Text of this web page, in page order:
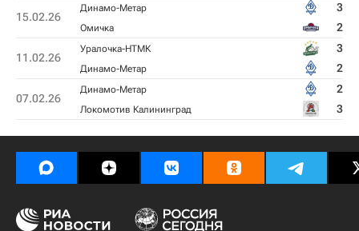
15.02.26
Динамо-Метар 3
Омичка 2
11.02.26
Уралочка-НТМК 3
Динамо-Метар 2
07.02.26
Динамо-Метар 2
Локомотив Калининград 3